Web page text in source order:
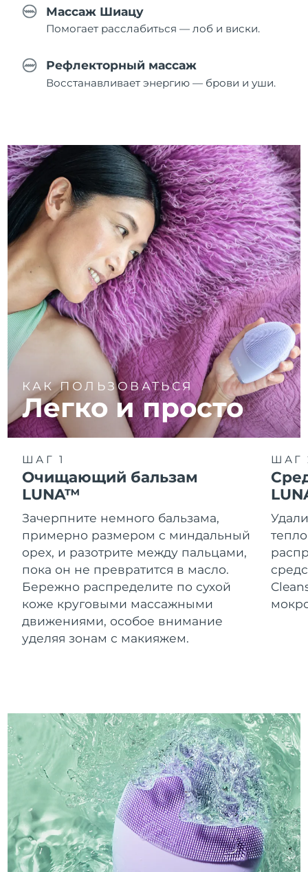
Массаж Шиацу
Помогает расслабиться — лоб и виски.
Рефлекторный массаж
Восстанавливает энергию — брови и уши.
КАК ПОЛЬЗОВАТЬСЯ
Легко и просто
ШАГ 1
Очищающий бальзам
LUNA™
Зачерпните немного бальзама,
примерно размером с миндальный
орех, и разотрите между пальцами,
пока он не превратится в масло.
Бережно распределите по сухой
коже круговыми массажными
движениями, особое внимание
уделяя зонам с макияжем.
ШАГ